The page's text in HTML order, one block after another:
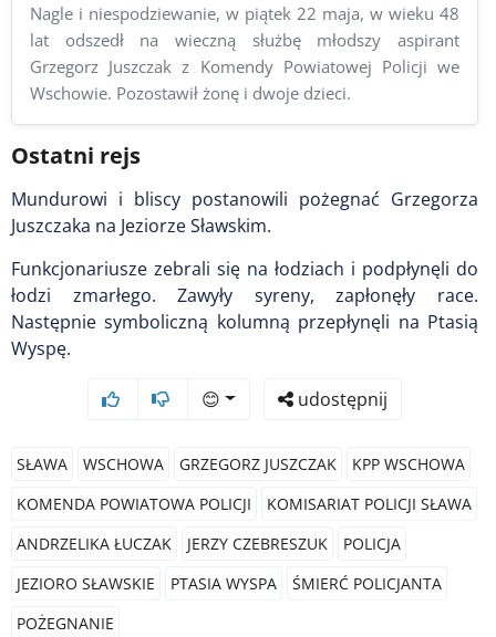
Nagle i niespodziewanie, w piątek 22 maja, w wieku 48
lat odszedł na wieczną służbę młodszy aspirant
Grzegorz Juszczak z Komendy Powiatowej Policji we
Wschowie. Pozostawił żonę i dwoje dzieci.
Ostatni rejs
Mundurowi i bliscy postanowili pożegnać Grzegorza
Juszczaka na Jeziorze Sławskim.
Funkcjonariusze zebrali się na łodziach i podpłynęli do
łodzi zmarłego. Zawyły syreny, zapłonęły race.
Następnie symboliczną kolumną przepłynęli na Ptasią
Wyspę.
😊 udostępnij
SŁAWA WSCHOWA GRZEGORZ JUSZCZAK
KPP WSCHOWA
KOMENDA POWIATOWA POLICJI
KOMISARIAT POLICJI SŁAWA
ANDRZELIKA ŁUCZAK
JERZY CZEBRESZUK
POLICJA
JEZIORO SŁAWSKIE
PTASIA WYSPA
ŚMIERĆ POLICJANTA
POŻEGNANIE